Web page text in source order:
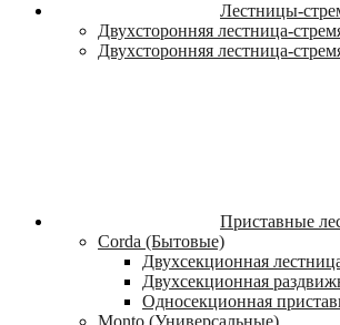
Лестницы-
Двухсторонняя лестница-
Двухсторонняя лестница-
Приставные
Corda (Бытовые)
Двухсекционная
Двухсекционная
Односекционная